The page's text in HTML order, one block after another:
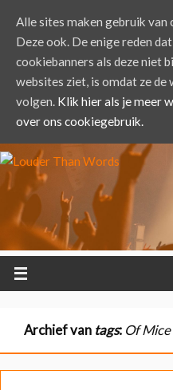
Archief van tags: Of
Alle sites maken gebruik van
Deze ook. De enige reden
cookiebanners als deze niet
websites ziet, is omdat ze de
volgen. Klik hier als je meer
over ons cookiegebruik.